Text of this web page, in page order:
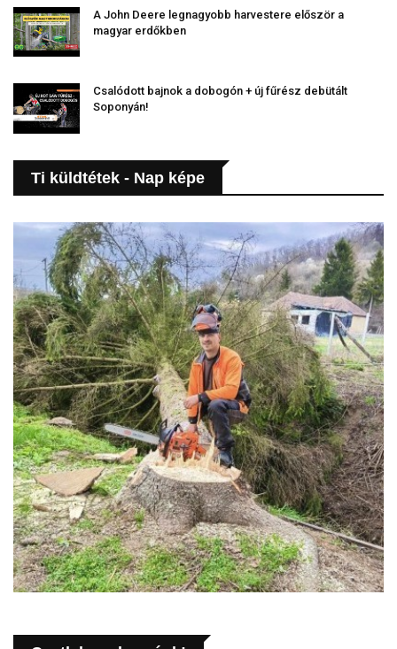
A John Deere legnagyobb harvestere először a
magyar erdőkben
Csalódott bajnok a dobogón + új fűrész debütált
Soponyán!
Ti küldtétek - Nap képe